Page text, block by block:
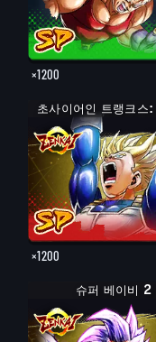
×1200
×1200
슈퍼 베이비 2